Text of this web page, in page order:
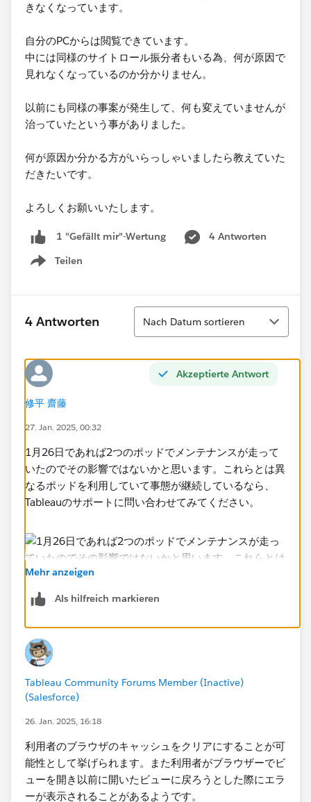
きなくなっています。
自分のPCからは閲覧できています。
中には同様のサイトロール振分者もいる為、何が原因で
見れなくなっているのか分かりません。
以前にも同様の事案が発生して、何も変えていませんが
治っていたという事がありました。
何が原因か分かる方がいらっしゃいましたら教えていた
だきたいです。
よろしくお願いいたします。
1 "Gefällt mir"-Wertung
4 Antworten
Teilen
Show menu
4 Antworten
Sortieren
Nach Datum sortieren
Akzeptierte Antwort
修平 齋藤
27. Jan. 2025, 00:32
1月26日であれば2つのポッドでメンテナンスが走って
いたのでその影響ではないかと思います。これらとは異
なるポッドを利用していて事態が継続しているなら、
Tableauのサポートに問い合わせてみてください。
Mehr anzeigen
Als hilfreich markieren
Tableau Community Forums Member (Inactive)
(Salesforce)
26. Jan. 2025, 16:18
利用者のブラウザのキャッシュをクリアにすることが可
能性として挙げられます。また利用者がブラウザーでビ
ューを開き以前に開いたビューに戻ろうとした際にエラ
ーが表示されることがあるようです。